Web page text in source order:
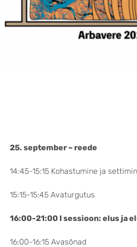
25. september – reede
14:45-15:15 Kohastumine ja
15:15-15:45 Avaturgutus
16:00-21:00 I sessioon: elus ja
16:00-16:15 Avasõnad